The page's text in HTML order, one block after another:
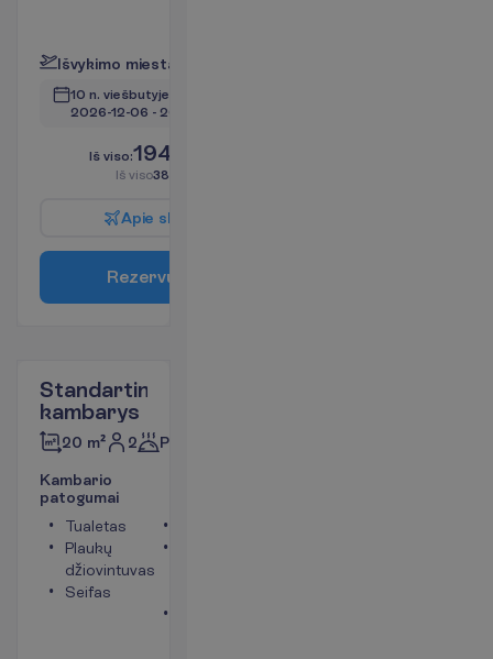
Išvykimo miesta
10 n. viešbutyje
2026-12-06 - 2026-12-17
Iš viso:1945.00
Iš viso3890.00
Apie sk
Rezervu
Standartinis
kambarys
20 m² 2 Pusryčiai
Kambario
patogumai
Tualetas
Plaukų
džiovintuvas
Seifas